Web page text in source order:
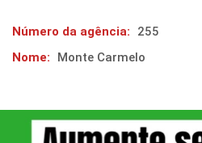
Número da agência:
255
Nome:
Monte Carmelo